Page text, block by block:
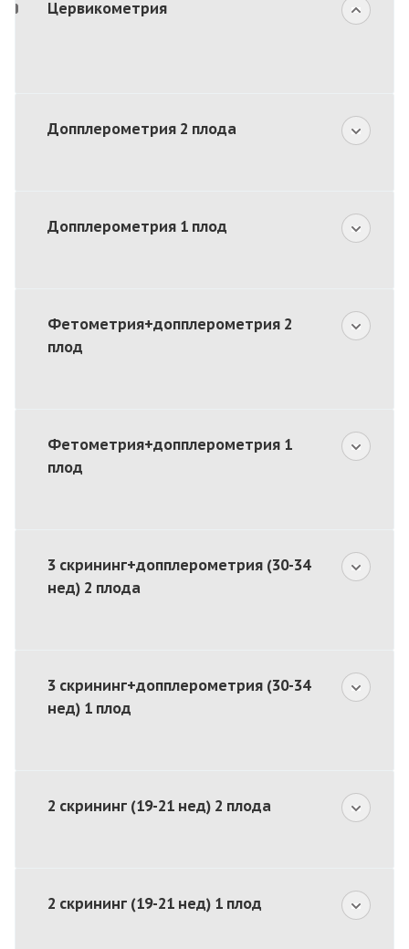
Цервикометрия
Допплерометрия 2 плода
Допплерометрия 1 плод
Фетометрия+допплерометрия 2
плод
Фетометрия+допплерометрия 1
плод
3 скрининг+допплерометрия (30-34
нед) 2 плода
3 скрининг+допплерометрия (30-34
нед) 1 плод
2 скрининг (19-21 нед) 2 плода
2 скрининг (19-21 нед) 1 плод